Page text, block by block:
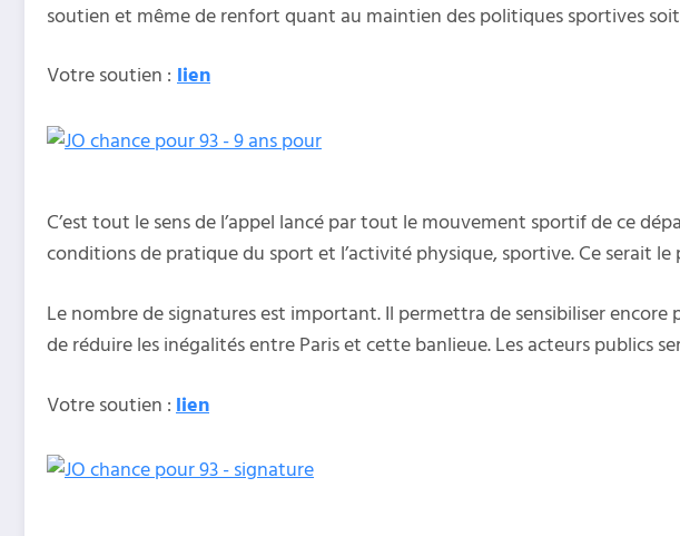
soutien et même de renfort quant au maintien des politiques sportives
Votre soutien : lien
C’est tout le sens de l’appel lancé par tout le mouvement sportif de ce
conditions de pratique du sport et l’activité physique, sportive. Ce serait
Le nombre de signatures est important. Il permettra de sensibiliser
de réduire les inégalités entre Paris et cette banlieue. Les acteurs publics
Votre soutien : lien